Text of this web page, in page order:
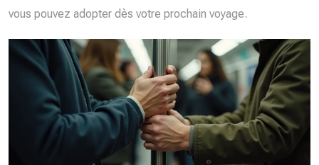
vous pouvez adopter dès votre prochain voyage.